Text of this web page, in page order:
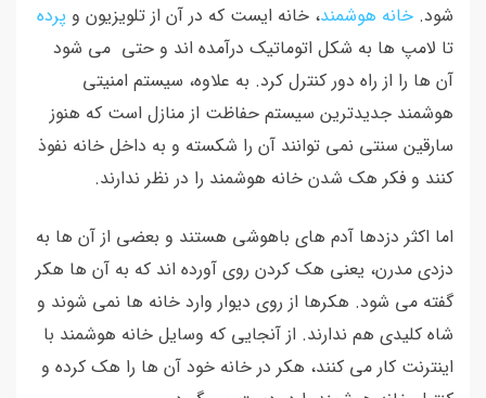
شود. خانه هوشمند، خانه ایست که در آن از تلویزیون و پرده
تا لامپ ها به شکل اتوماتیک درآمده اند و حتی می شود
آن ها را از راه دور کنترل کرد. به علاوه، سیستم امنیتی
هوشمند جدیدترین سیستم حفاظت از منازل است که هنوز
سارقین سنتی نمی توانند آن را شکسته و به داخل خانه نفوذ
کنند و فکر هک شدن خانه هوشمند را در نظر ندارند.
اما اکثر دزدها آدم های باهوشی هستند و بعضی از آن ها به
دزدی مدرن، یعنی هک کردن روی آورده اند که به آن ها هکر
گفته می شود. هکرها از روی دیوار وارد خانه ها نمی شوند و
شاه کلیدی هم ندارند. از آنجایی که وسایل خانه هوشمند با
اینترنت کار می کنند، هکر در خانه خود آن ها را هک کرده و